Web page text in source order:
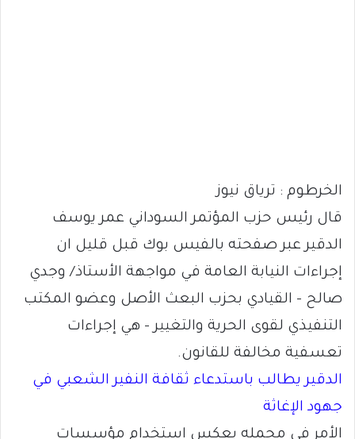
الخرطوم : ترياق نيوز
قال رئيس حزب المؤتمر السوداني عمر يوسف
الدقير عبر صفحته بالفيس بوك قبل قليل ان
إجراءات النيابة العامة في مواجهة الأستاذ/ وجدي
صالح – القيادي بحزب البعث الأصل وعضو المكتب
التنفيذي لقوى الحرية والتغيير – هي إجراءات
تعسفية مخالفة للقانون.
الدقير يطالب باستدعاء ثقافة النفير الشعبي في
جهود الإغاثة
الأمر في مجمله يعكس استخدام مؤسسات